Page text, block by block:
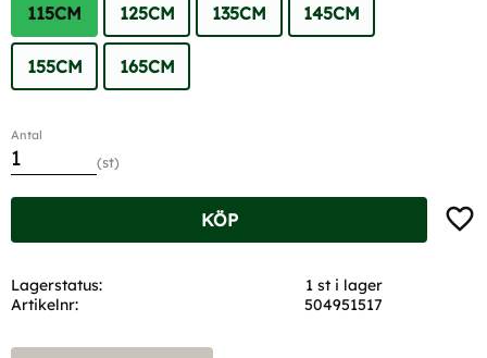
115CM 125CM 135CM 145CM
155CM 165CM
Antal
st
KÖP
Lagerstatus
1 st i lager
Artikelnr
504951517